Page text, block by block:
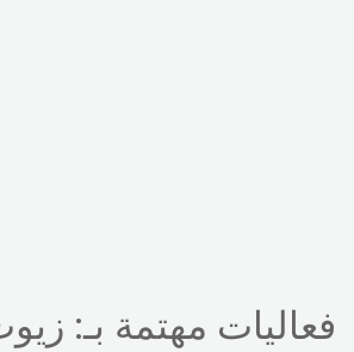
فعاليات مهتمة بـ: